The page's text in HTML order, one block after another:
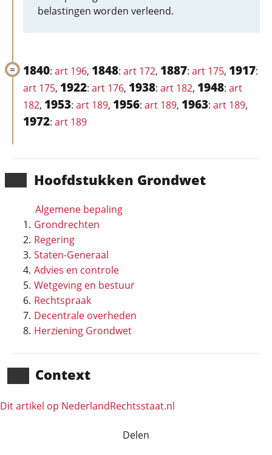
Hoofd­stukken Grondwet
Algemene bepaling
Grondrechten
Regering
Staten-Generaal
Advies en controle
Wetgeving en bestuur
Rechtspraak
Decentrale overheden
Herziening Grondwet
Context
Dit artikel op NederlandRechts­staat.nl
belastingen worden verleend.
1840: art 196, 1848: art 172, 1887: art 175, 1917:
art 175, 1922: art 176, 1938: art 182, 1948: art
182, 1953: art 189, 1956: art 189, 1963: art 189,
1972: art 189
Delen